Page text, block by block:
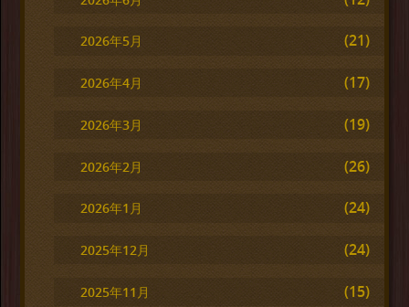
2026年5月 (21)
2026年4月 (17)
2026年3月 (19)
2026年2月 (26)
2026年1月 (24)
2025年12月 (24)
2025年11月 (15)